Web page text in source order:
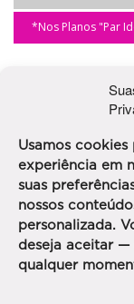
Usamos
experiência em
suas
nossos
personalizada.
deseja aceitar —
qualquer
*Nos Planos "Par